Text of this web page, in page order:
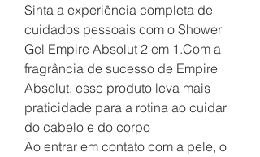
Sinta a experiência completa de
cuidados pessoais com o Shower
Gel Empire Absolut 2 em 1.Com a
fragrância de sucesso de Empire
Absolut, esse produto leva mais
praticidade para a rotina ao cuidar
do cabelo e do corpo
Ao entrar em contato com a pele, o